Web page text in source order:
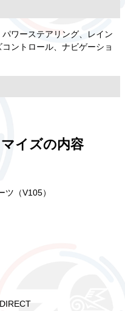
ワーステアリング、レイン
ントロール、ナビゲーショ
イズの内容
（V105）